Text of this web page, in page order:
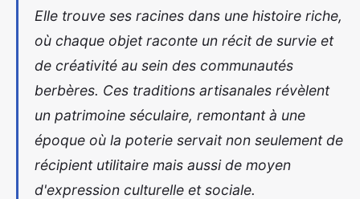
Elle trouve ses racines dans une histoire riche,
où chaque objet raconte un récit de survie et
de créativité au sein des communautés
berbères. Ces traditions artisanales révèlent
un patrimoine séculaire, remontant à une
époque où la poterie servait non seulement de
récipient utilitaire mais aussi de moyen
d'expression culturelle et sociale.